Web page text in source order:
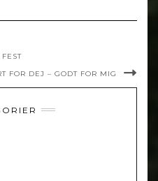
FOR DEJ – GODT FOR MIG